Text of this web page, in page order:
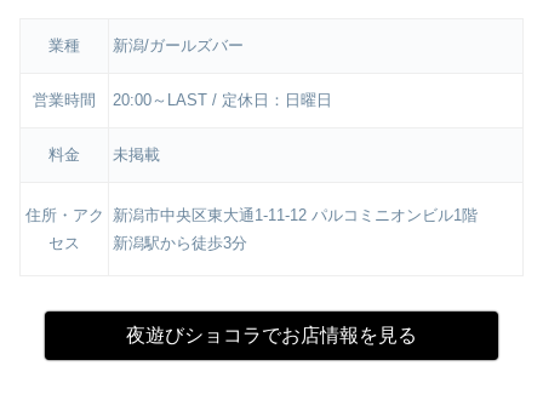
業種 新潟/ガールズバー
営業時間 20:00～LAST / 定休日：日曜日
料金 未掲載
住所・アク
セス
新潟市中央区東大通1-11-12 パルコミニオンビル1階
新潟駅から徒歩3分
夜遊びショコラでお店情報を見る